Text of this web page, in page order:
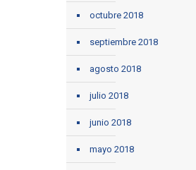
octubre 2018
septiembre 2018
agosto 2018
julio 2018
junio 2018
mayo 2018